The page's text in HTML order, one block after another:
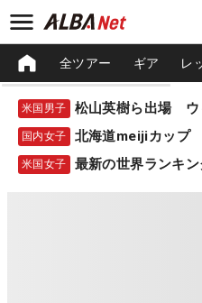
全ツアー ギア レ
米国男子
国内女子 北海道meijiカップ
米国女子 最新の世界ランキ